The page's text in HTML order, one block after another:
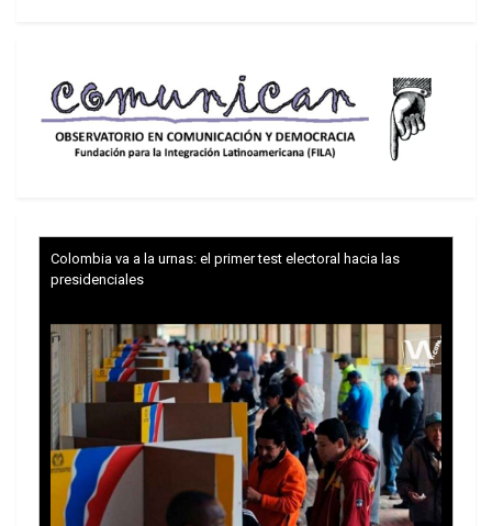
Colombia va a la urnas: el primer test electoral hacia las
presidenciales